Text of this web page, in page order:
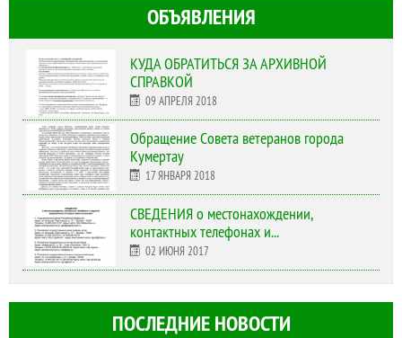
ОБЪЯВЛЕНИЯ
КУДА ОБРАТИТЬСЯ ЗА АРХИВНОЙ
СПРАВКОЙ
09 АПРЕЛЯ 2018
Обращение Совета ветеранов города
Кумертау
17 ЯНВАРЯ 2018
СВЕДЕНИЯ о местонахождении,
контактных телефонах и...
02 ИЮНЯ 2017
ПОСЛЕДНИЕ НОВОСТИ